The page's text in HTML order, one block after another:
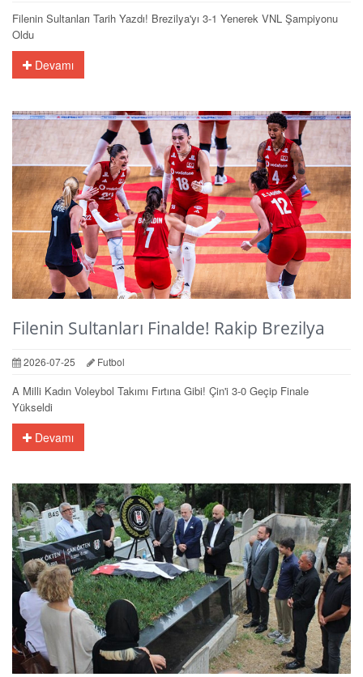
Filenin Sultanları Tarih Yazdı! Brezilya'yı 3-1 Yenerek VNL Şampiyonu
Oldu
Devamı
Filenin Sultanları Finalde! Rakip Brezilya
2026-07-25 Futbol
A Milli Kadın Voleybol Takımı Fırtına Gibi! Çin'i 3-0 Geçip Finale
Yükseldi
Devamı